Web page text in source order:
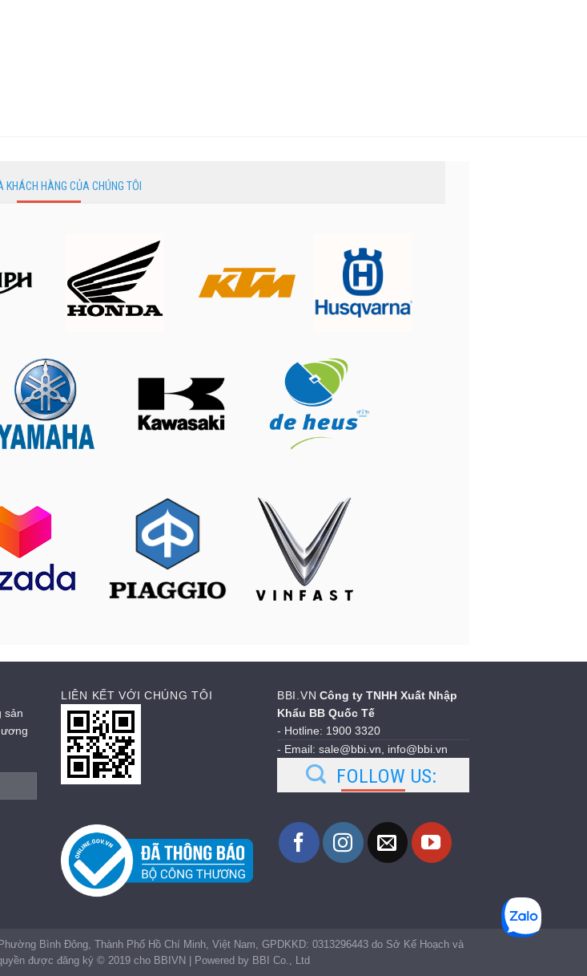
KHÁCH HÀNG CỦA CHÚNG TÔI
sản
LIÊN KẾT VỚI CHÚNG TÔI BBI.VN Công ty TNHH Xuất Nhập
Khẩu BB Quốc Tế
- Hotline: 1900 3320
- Email: sale@bbi.vn, info@bbi.vn
FOLLOW US:
Bình Đông, Thành Phố Hồ Chí Minh, Việt Nam, GPDKKD: 0313296443 do Sở Kế Hoạch và
được đăng ký © 2019 cho BBIVN | Powered by BBI Co., Ltd